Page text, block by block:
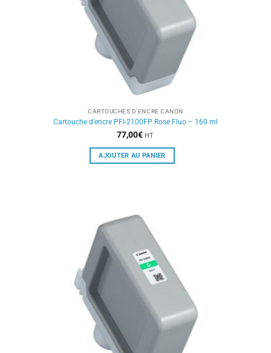
CARTOUCHES D'ENCRE CANON
Cartouche d’encre PFI-2100FP Rose Fluo – 160 ml
77,00€ HT
AJOUTER AU PANIER